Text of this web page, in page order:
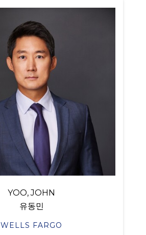
YOO, JOHN
유동민
WELLS FARGO